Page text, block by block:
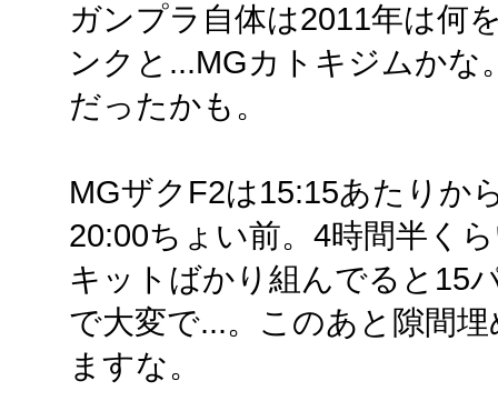
ガンプラ自体は2011年は何
ンクと...MGカトキジムかな
だったかも。
MGザクF2は15:15あたりか
20:00ちょい前。4時間半く
キットばかり組んでると15
で大変で...。このあと隙間
ますな。